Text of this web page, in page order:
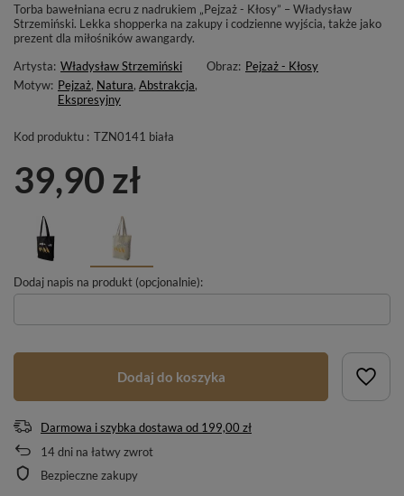
Torba bawełniana ecru z nadrukiem „Pejzaż - Kłosy” – Władysław
Strzemiński. Lekka shopperka na zakupy i codzienne wyjścia, także jako
prezent dla miłośników awangardy.
Artysta: Władysław Strzemiński Obraz: Pejzaż - Kłosy
Motyw: Pejzaż, Natura, Abstrakcja,
Ekspresyjny
Kod produktu : TZN0141 biała
39,90 zł
Dodaj napis na produkt (opcjonalnie):
Dodaj do koszyka
Darmowa i szybka dostawa od 199,00 zł
14dni na łatwy zwrot
Bezpieczne zakupy